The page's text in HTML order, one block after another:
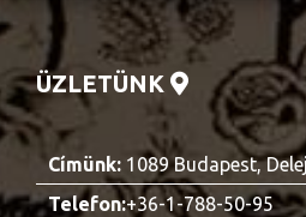
ÜZLETÜNK
Címünk: 1089 Budapest,
Telefon:+36-1-788-50-95